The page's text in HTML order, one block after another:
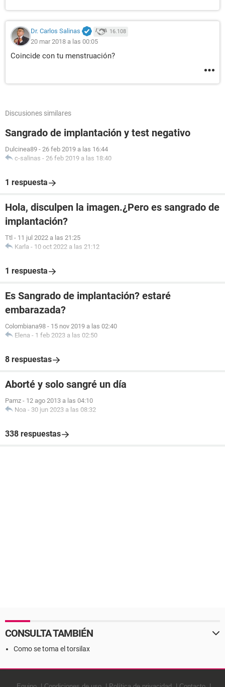
Dr. Carlos Salinas 16.108
20 mar 2018 a las 00:05
Coincide con tu menstruación?
Discusiones similares
Sangrado de implantación y test negativo
Dulcinea89 - 26 feb 2019 a las 16:44
c-salinas - 26 feb 2019 a las 18:40
1 respuesta
Hola, disculpen la imagen.¿Pero es sangrado de
implantación?
Ttl - 11 jul 2022 a las 21:25
Karla - 10 oct 2022 a las 21:12
1 respuesta
Es Sangrado de implantación? estaré
embarazada?
Colombiana98 - 15 nov 2019 a las 02:40
Elena - 1 feb 2023 a las 02:50
8 respuestas
Aborté y solo sangré un día
Pamz - 12 ago 2013 a las 04:10
Noa - 30 jun 2023 a las 08:32
338 respuestas
CONSULTA TAMBIÉN
Como se toma el torsilax